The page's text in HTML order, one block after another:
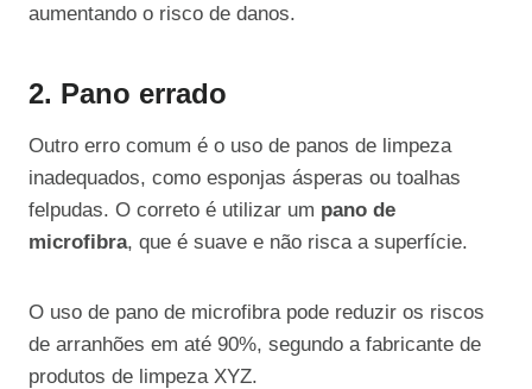
aumentando o risco de danos.
2. Pano errado
Outro erro comum é o uso de panos de limpeza
inadequados, como esponjas ásperas ou toalhas
felpudas. O correto é utilizar um pano de
microfibra, que é suave e não risca a superfície.
O uso de pano de microfibra pode reduzir os riscos
de arranhões em até 90%, segundo a fabricante de
produtos de limpeza XYZ.